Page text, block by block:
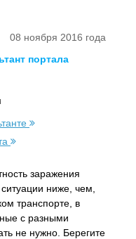
08 ноября 2016 года
портала
заражения
ниже, чем,
транспорте, в
с разными
не нужно. Берегите